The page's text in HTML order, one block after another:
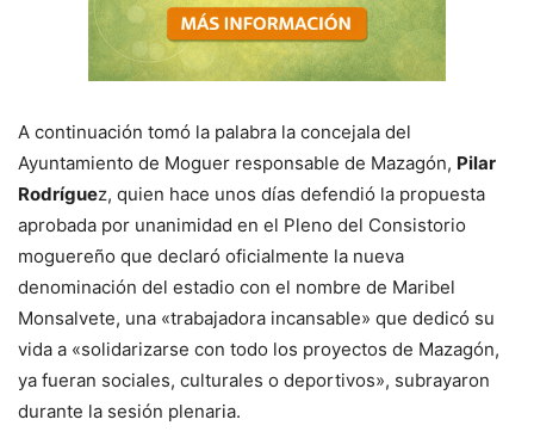
A continuación tomó la palabra la concejala del
Ayuntamiento de Moguer responsable de Mazagón, Pilar
Rodríguez, quien hace unos días defendió la propuesta
aprobada por unanimidad en el Pleno del Consistorio
moguereño que declaró oficialmente la nueva
denominación del estadio con el nombre de Maribel
Monsalvete, una «trabajadora incansable» que dedicó su
vida a «solidarizarse con todo los proyectos de Mazagón,
ya fueran sociales, culturales o deportivos», subrayaron
durante la sesión plenaria.